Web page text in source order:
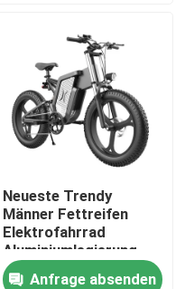
Neueste Trendy
Männer Fettreifen
Elektrofahrrad
Aluminiumlegierung
Rahmen 55km/h
Anfrage absenden